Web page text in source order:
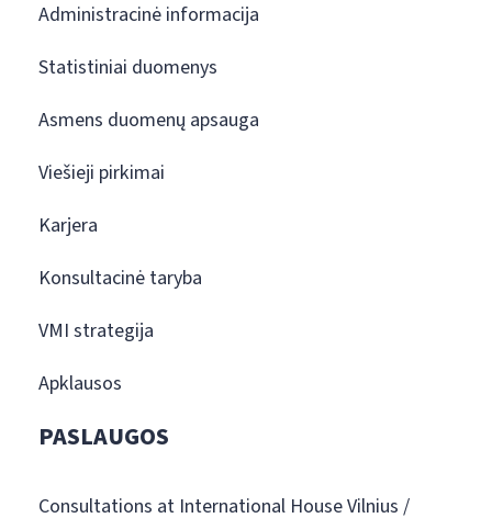
Administracinė informacija
Statistiniai duomenys
Asmens duomenų apsauga
Viešieji pirkimai
Karjera
Konsultacinė taryba
VMI strategija
Apklausos
PASLAUGOS
Consultations at International House Vilnius /